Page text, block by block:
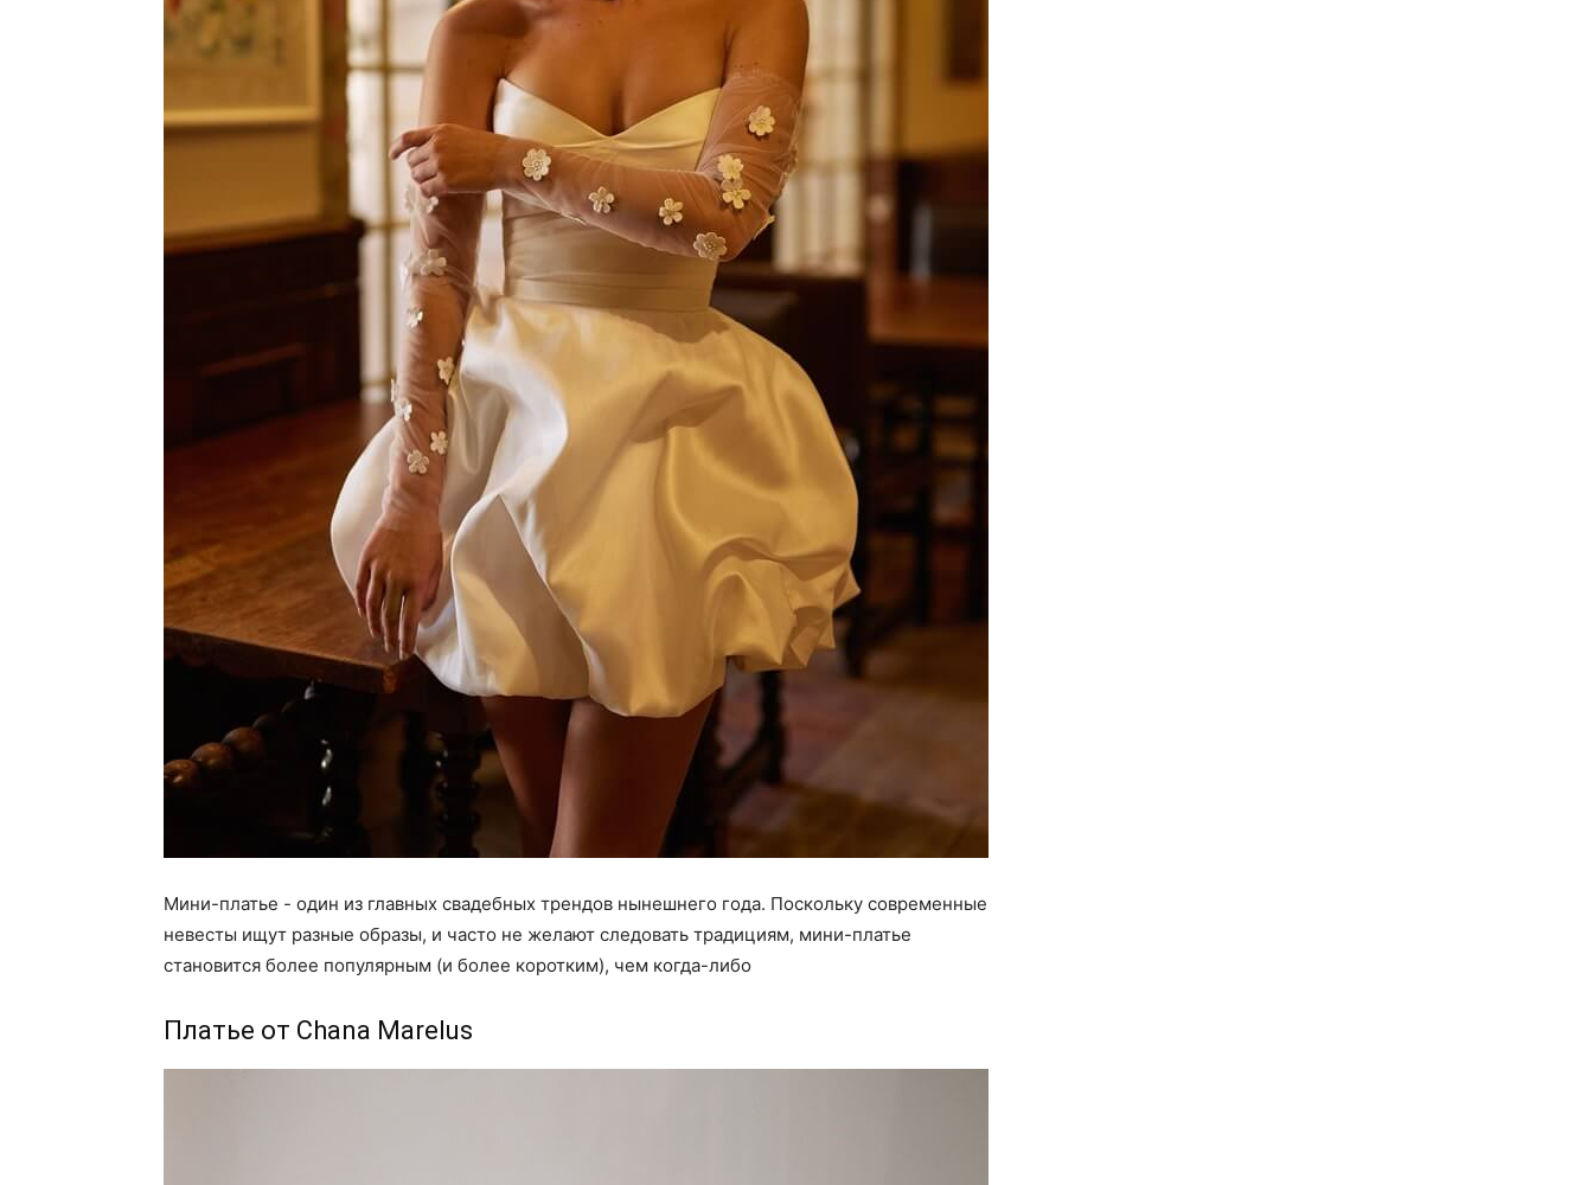
Мини-платье - один из главных свадебных трендов нынешнего года. Поскольку современные
невесты ищут разные образы, и часто не желают следовать традициям, мини-платье
становится более популярным (и более коротким), чем когда-либо
Платье от Chana Marelus